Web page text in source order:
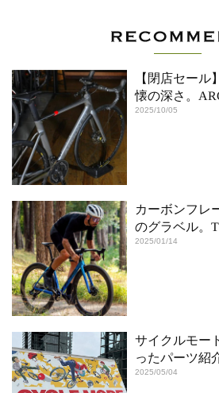
【閉店セール
懐の深さ。
2025/10/05
カーボンフレ
のグラベル。
2025/01/14
サイクルモー
ったパーツ紹
2025/05/04